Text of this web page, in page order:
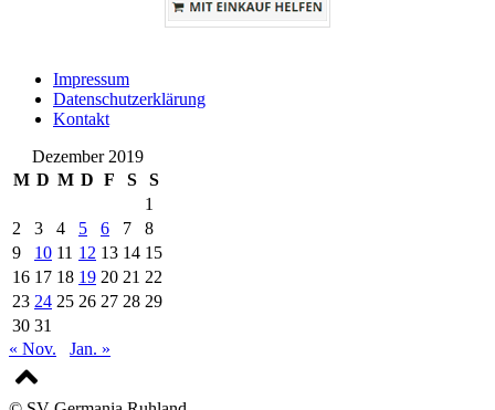
Impressum
Datenschutzerklärung
Kontakt
Dezember 2019
M D M D F S
S
1
2
3 4 5 6 7
8
9
10 11 12 13 14 15
16 17 18 19 20 21 22
23 24 25 26 27 28 29
30 31
« Nov.
Jan. »